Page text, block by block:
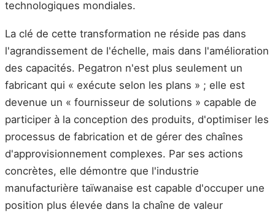
technologiques mondiales.
La clé de cette transformation ne réside pas dans
l'agrandissement de l'échelle, mais dans l'amélioration
des capacités. Pegatron n'est plus seulement un
fabricant qui « exécute selon les plans » ; elle est
devenue un « fournisseur de solutions » capable de
participer à la conception des produits, d'optimiser les
processus de fabrication et de gérer des chaînes
d'approvisionnement complexes. Par ses actions
concrètes, elle démontre que l'industrie
manufacturière taïwanaise est capable d'occuper une
position plus élevée dans la chaîne de valeur